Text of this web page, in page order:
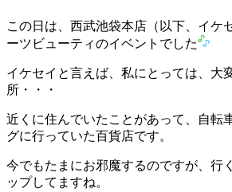
この日は、西武池袋本店（以下、イケ
ーツビューティのイベントでした
イケセイと言えば、私にとっては、大
所・・・
近くに住んでいたことがあって、自転
グに行っていた百貨店です。
今でもたまにお邪魔するのですが、行
ップしてますね。